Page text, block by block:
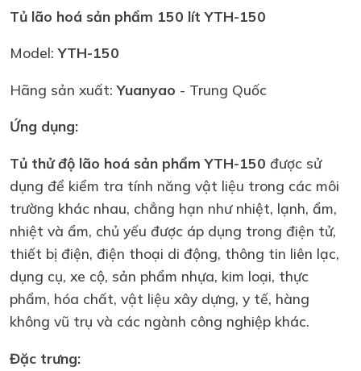
Tủ lão hoá sản phẩm 150 lít YTH-150
Model:YTH-150
Hãng sản xuất:Yuanyao - Trung Quốc
Ứng dụng:
Tủ thử độ lão hoá sản phẩm YTH-150 được sử
dụng để kiểm tra tính năng vật liệu trong các môi
trường khác nhau, chẳng hạn như nhiệt, lạnh, ẩm,
nhiệt và ẩm, chủ yếu được áp dụng trong điện tử,
thiết bị điện, điện thoại di động, thông tin liên lạc,
dụng cụ, xe cộ, sản phẩm nhựa, kim loại, thực
phẩm, hóa chất, vật liệu xây dựng, y tế, hàng
không vũ trụ và các ngành công nghiệp khác.
Đặc trưng: